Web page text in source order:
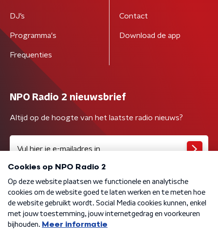
DJ’s
Programma's
Frequenties
Contact
Download de app
NPO Radio 2 nieuwsbrief
Altijd op de hoogte van het laatste radio nieuws?
Algemene voorwaarden